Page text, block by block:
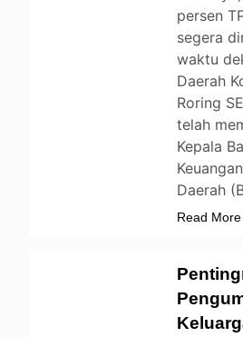
persen
segera
waktu
Daerah
Roring
telah
Kepala
Daerah
Read More